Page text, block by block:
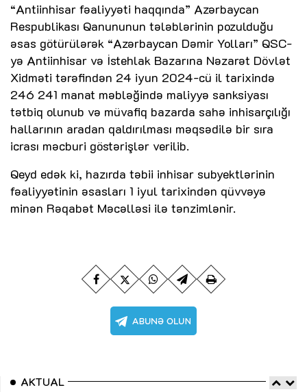
“Antiinhisar fəaliyyəti haqqında” Azərbaycan
Respublikası Qanununun tələblərinin pozulduğu
əsas götürülərək “Azərbaycan Dəmir Yolları” QSC-
yə Antiinhisar və İstehlak Bazarına Nəzarət Dövlət
Xidməti tərəfindən 24 iyun 2024-cü il tarixində
246 241 manat məbləğində maliyyə sanksiyası
tətbiq olunub və müvafiq bazarda sahə inhisarçılığı
hallarının aradan qaldırılması məqsədilə bir sıra
icrası məcburi göstərişlər verilib.
Qeyd edək ki, hazırda təbii inhisar subyektlərinin
fəaliyyətinin əsasları 1 iyul tarixindən qüvvəyə
minən Rəqabət Məcəlləsi ilə tənzimlənir.
AKTUAL